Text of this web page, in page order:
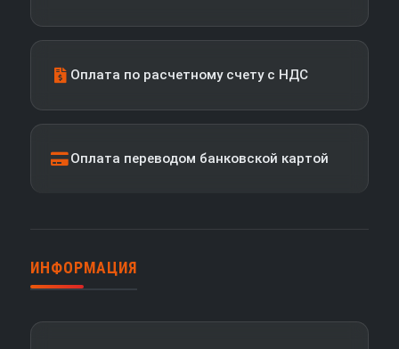
Оплата по расчетному счету с НДС
Оплата переводом банковской картой
ИНФОРМАЦИЯ